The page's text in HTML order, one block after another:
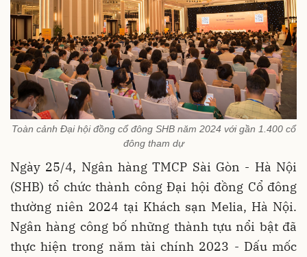
Toàn cảnh Đại hội đồng cổ đông SHB năm 2024 với gần 1.400 cổ
đông tham dự
Ngày 25/4, Ngân hàng TMCP Sài Gòn - Hà Nội
(SHB) tổ chức thành công Đại hội đồng Cổ đông
thường niên 2024 tại Khách sạn Melia, Hà Nội.
Ngân hàng công bố những thành tựu nổi bật đã
thực hiện trong năm tài chính 2023 - Dấu mốc